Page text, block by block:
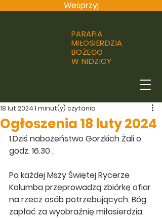
Wesprzyj
PARAFIA
MIŁOSIERDZIA
BOŻEGO
W NIDZICY
Ogłoszenia 18 luty 2024
18 lut 20241 minut(y) czytania
1.Dziś nabożeństwo Gorzkich Żali o
godz. 16.30 .
Po każdej Mszy Świętej Rycerze
Kolumba przeprowadzą zbiórkę ofiar
na rzecz osób potrzebujących. Bóg
zapłać za wyobraźnię miłosierdzia.